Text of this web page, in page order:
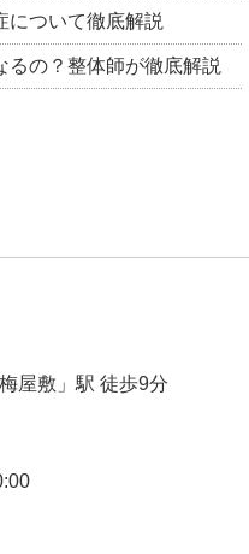
について徹底解説
るの？整体師が徹底解説
屋敷」駅 徒歩9分